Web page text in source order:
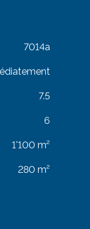
7014a
7.5
6
1'100 m²
280 m²